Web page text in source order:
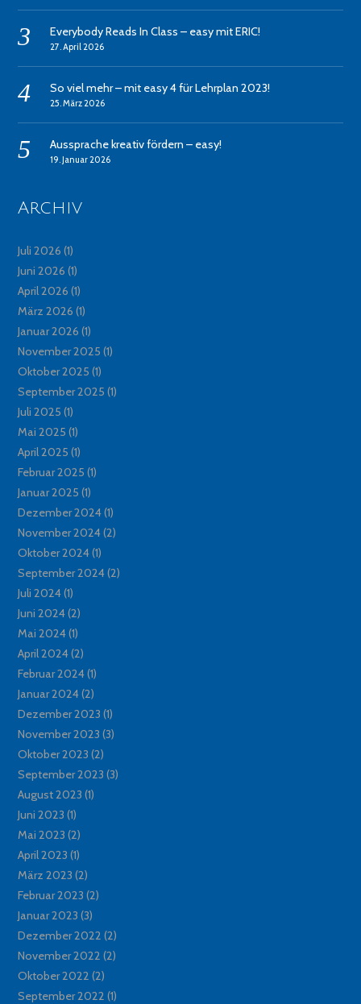
Everybody Reads In Class – easy mit ERIC!
27. April 2026
So viel mehr – mit easy 4 für Lehrplan 2023!
25. März 2026
Aussprache kreativ fördern – easy!
19. Januar 2026
Archiv
Juli 2026 (1)
Juni 2026 (1)
April 2026 (1)
März 2026 (1)
Januar 2026 (1)
November 2025 (1)
Oktober 2025 (1)
September 2025 (1)
Juli 2025 (1)
Mai 2025 (1)
April 2025 (1)
Februar 2025 (1)
Januar 2025 (1)
Dezember 2024(1)
November 2024(2)
Oktober 2024(1)
September 2024(2)
Juli 2024(1)
Juni 2024(2)
Mai 2024(1)
April 2024(2)
Februar 2024(1)
Januar 2024(2)
Dezember 2023 (1)
November 2023 (3)
Oktober 2023 (2)
September 2023 (3)
August 2023 (1)
Juni 2023 (1)
Mai 2023 (2)
April 2023 (1)
März 2023 (2)
Februar 2023 (2)
Januar 2023 (3)
Dezember 2022 (2)
November 2022 (2)
Oktober 2022 (2)
September 2022 (1)